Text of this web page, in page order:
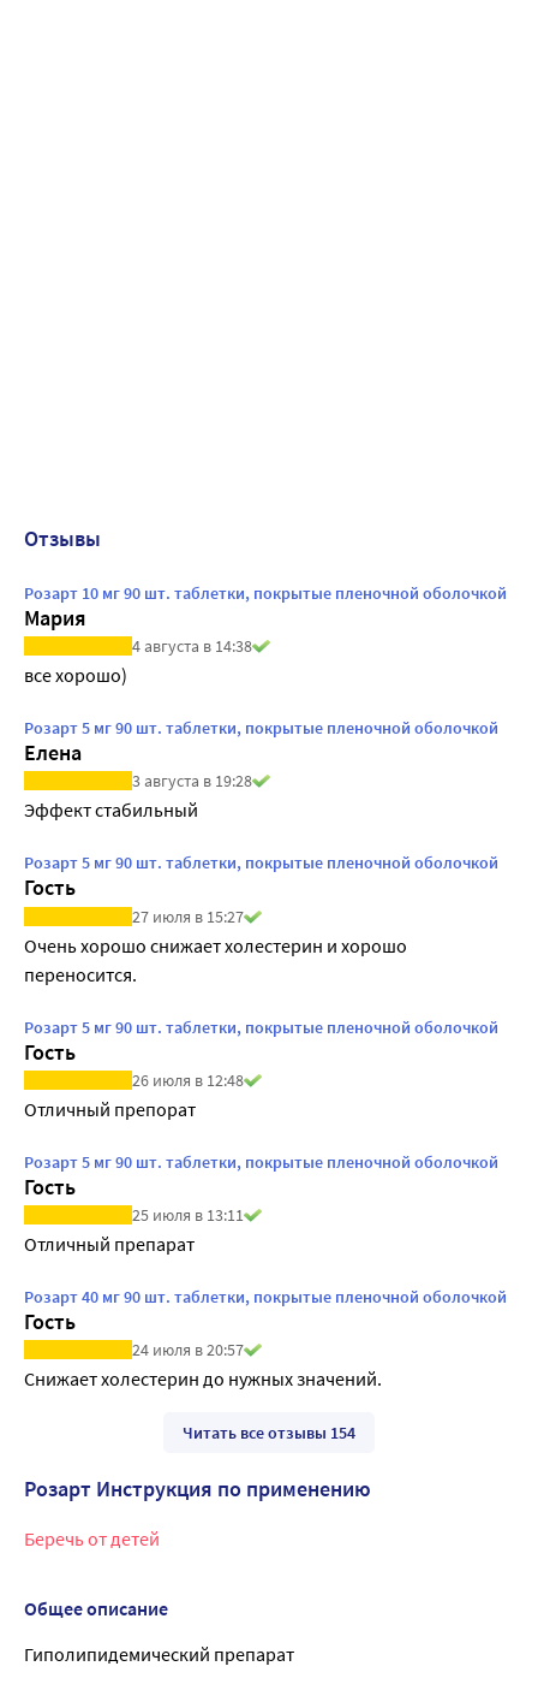
Отзывы
Розарт 10 мг 90 шт. таблетки, покрытые пленочной оболочкой
Мария
4 августа в 14:38
все хорошо)
Розарт 5 мг 90 шт. таблетки, покрытые пленочной оболочкой
Елена
3 августа в 19:28
Эффект стабильный
Розарт 5 мг 90 шт. таблетки, покрытые пленочной оболочкой
Гость
27 июля в 15:27
Очень хорошо снижает холестерин и хорошо
переносится.
Розарт 5 мг 90 шт. таблетки, покрытые пленочной оболочкой
Гость
26 июля в 12:48
Отличный препорат
Розарт 5 мг 90 шт. таблетки, покрытые пленочной оболочкой
Гость
25 июля в 13:11
Отличный препарат
Розарт 40 мг 90 шт. таблетки, покрытые пленочной оболочкой
Гость
24 июля в 20:57
Снижает холестерин до нужных значений.
Читать все отзывы 154
Розарт Инструкция по применению
Беречь от детей
Общее описание
Гиполипидемический препарат